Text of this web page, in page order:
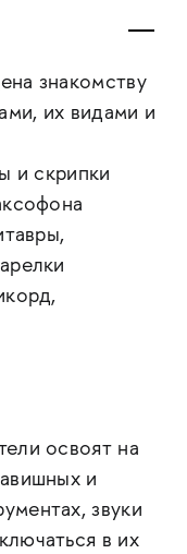
знакомству
их видами и
и скрипки
освоят на
и
звуки
в их